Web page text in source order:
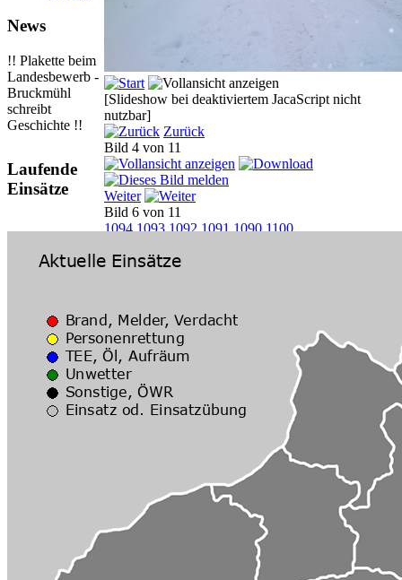
[Slideshow bei deaktiviertem JacaScript nicht
nutzbar]
Zurück
Bild 4 von 11
Weiter
Bild 6 von 11
1094 1093 1092 1091 1090 1100
News
!! Plakette beim
Landesbewerb -
Bruckmühl
schreibt
Geschichte !!
Laufende
Einsätze